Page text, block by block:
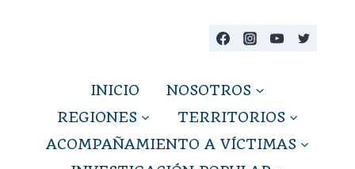
INICIO
NOSOTROS
REGIONES
TERRITORIOS
ACOMPAÑAMIENTO A VÍCTIMAS